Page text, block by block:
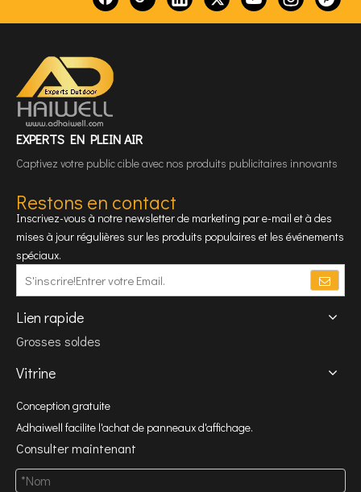
EXPERTS EN PLEIN AIR
Captivez votre public cible avec nos produits publicitaires innovants
Restons en contact
Inscrivez-vous à notre newsletter de marketing par e-mail et à des
mises à jour régulières sur les produits populaires et les événements
spéciaux.
Lien rapide
Grosses soldes
Vitrine
Conception gratuite
Adhaiwell facilite l'achat de panneaux d'affichage.
Consulter maintenant